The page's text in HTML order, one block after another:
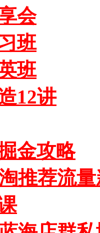
会
班
班
12讲
金攻略
推荐流